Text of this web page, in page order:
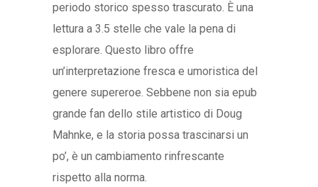
periodo storico spesso trascurato. È una
lettura a 3.5 stelle che vale la pena di
esplorare. Questo libro offre
un’interpretazione fresca e umoristica del
genere supereroe. Sebbene non sia epub
grande fan dello stile artistico di Doug
Mahnke, e la storia possa trascinarsi un
po’, è un cambiamento rinfrescante
rispetto alla norma.